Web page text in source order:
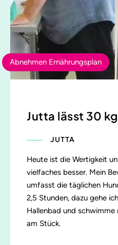
Abnehmen Ernährungsplan
Jutta lässt 30
JUTTA
Heute ist die Wertigkeit
vielfaches besser. Mein
umfasst die täglichen
2,5 Stunden, dazu gehe
Hallenbad und
am Stück.